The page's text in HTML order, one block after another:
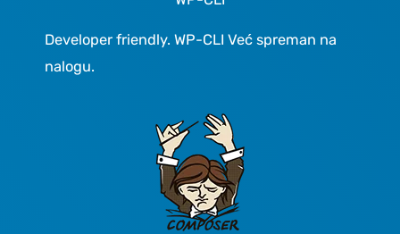
Developer friendly. WP-CLI Već spreman na
nalogu.